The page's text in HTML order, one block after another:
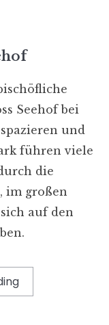
Seehof bei
und
führen viele
die
im großen
auf den